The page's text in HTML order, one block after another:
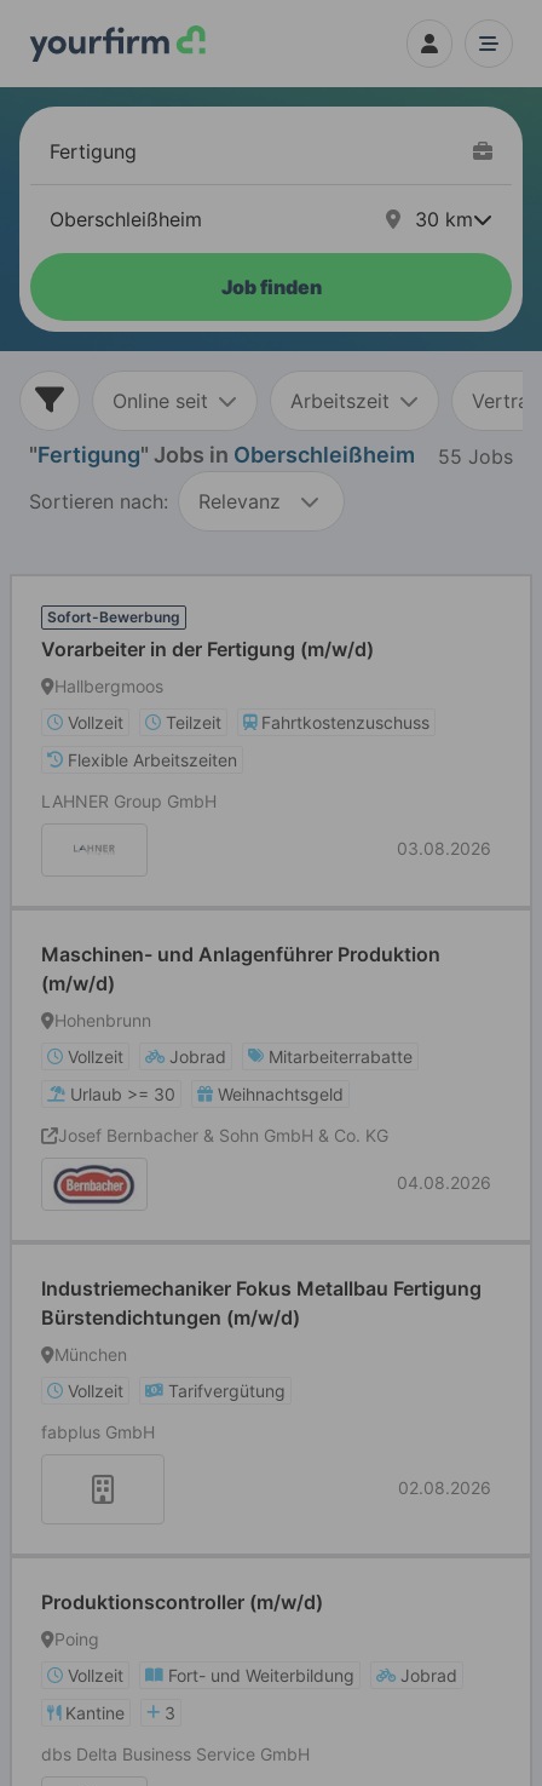
30 km
Job finden
Online seit Arbeitszeit
"Fertigung" Jobs in Oberschleißheim
55 Jobs
Sortieren nach:
Relevanz
Sofort-Bewerbung
Vorarbeiter in der Fertigung (m/w/d)
Hallbergmoos
Vollzeit
Teilzeit
Fahrtkostenzuschuss
Flexible Arbeitszeiten
LAHNER Group GmbH
03.08.2026
Maschinen- und Anlagenführer Produktion
(m/w/d)
Hohenbrunn
Vollzeit
Jobrad
Mitarbeiterrabatte
Urlaub >= 30
Weihnachtsgeld
Josef Bernbacher & Sohn GmbH & Co. KG
04.08.2026
Industriemechaniker Fokus Metallbau Fertigung
Bürstendichtungen (m/w/d)
München
Vollzeit
Tarifvergütung
fabplus GmbH
02.08.2026
Produktionscontroller (m/w/d)
Poing
Vollzeit
Fort- und Weiterbildung
Jobrad
Kantine
3
dbs Delta Business Service GmbH